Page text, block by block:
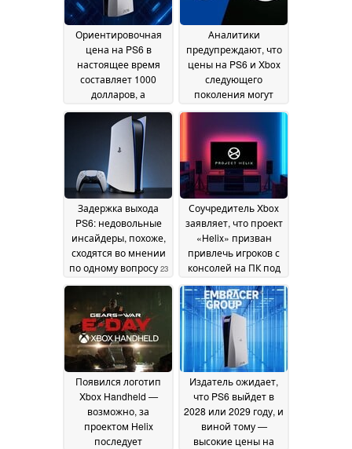
памяти
01 July 2026
Ориентировочная
цена на PS6 в
настоящее время
составляет 1000
долларов, а
выпуска может
привести к
дальнейшему
удорожанию
консоли
28 June 2026
Аналитики
предупреждают, что
цены на PS6 и Xbox
следующего
поколения могут
June 2026
Задержка выхода
PS6: недовольные
инсайдеры, похоже,
сходятся во мнении
по одному вопросу 23
June 2026
Соучредитель Xbox
заявляет, что проект
«Helix» призван
привлечь игроков с
консолей на ПК под
Windows23 June 2026
Появился логотип
Xbox Handheld —
возможно, за
проектом Helix
последует
Издатель ожидает,
что PS6 выйдет в
2028 или 2029 году, и
виной тому —
высокие цены на